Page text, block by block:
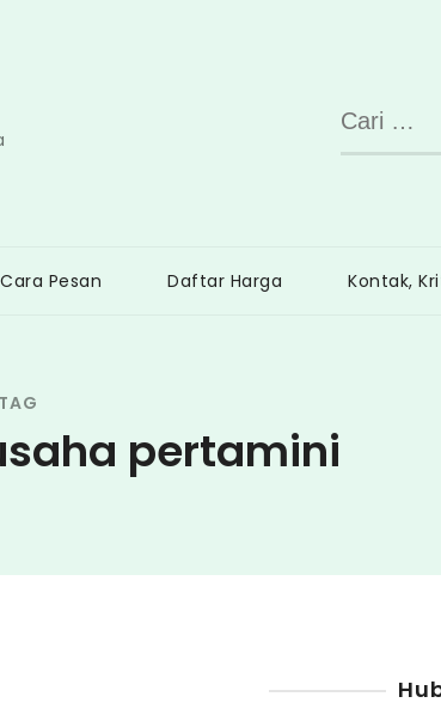
Cari
untuk:
Cara Pesan Daftar Harga Kontak,
TAG
pertamini